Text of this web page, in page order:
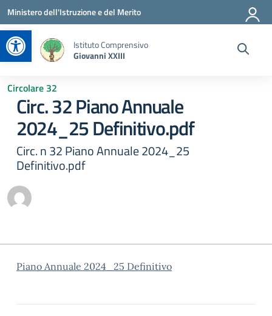
Apri la barra degli strumenti
Vai ai contenuti
Vai al menu di navigazione
Vai al footer
Ministero dell'Istruzione e del Merito
Istituto Comprensivo
Giovanni XXIII
Circolare 32
Circ. 32 Piano Annuale
2024_25 Definitivo.pdf
Circ. n 32 Piano Annuale 2024_25
Definitivo.pdf
Piano Annuale 2024_25 Definitivo